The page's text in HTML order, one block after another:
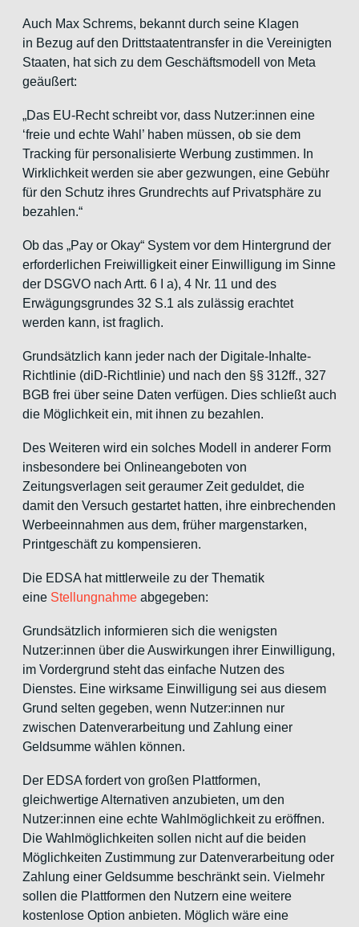
Auch Max Schrems, bekannt durch seine Klagen
in Bezug auf den Drittstaatentransfer in die Vereinigten
Staaten, hat sich zu dem Geschäftsmodell von Meta
geäußert:
„Das EU-Recht schreibt vor, dass Nutzer:innen eine
‘freie und echte Wahl’ haben müssen, ob sie dem
Tracking für personalisierte Werbung zustimmen. In
Wirklichkeit werden sie aber gezwungen, eine Gebühr
für den Schutz ihres Grundrechts auf Privatsphäre zu
bezahlen.“
Ob das „Pay or Okay“ System vor dem Hintergrund der
erforderlichen Freiwilligkeit einer Einwilligung im Sinne
der DSGVO nach Artt. 6 I a), 4 Nr. 11 und des
Erwägungsgrundes 32 S.1 als zulässig erachtet
werden kann, ist fraglich.
Grundsätzlich kann jeder nach der Digitale-Inhalte-
Richtlinie (diD-Richtlinie) und nach den §§ 312ff., 327
BGB frei über seine Daten verfügen. Dies schließt auch
die Möglichkeit ein, mit ihnen zu bezahlen.
Des Weiteren wird ein solches Modell in anderer Form
insbesondere bei Onlineangeboten von
Zeitungsverlagen seit geraumer Zeit geduldet, die
damit den Versuch gestartet hatten, ihre einbrechenden
Werbeeinnahmen aus dem, früher margenstarken,
Printgeschäft zu kompensieren.
Die EDSA hat mittlerweile zu der Thematik
eine Stellungnahme abgegeben:
Grundsätzlich informieren sich die wenigsten
Nutzer:innen über die Auswirkungen ihrer Einwilligung,
im Vordergrund steht das einfache Nutzen des
Dienstes. Eine wirksame Einwilligung sei aus diesem
Grund selten gegeben, wenn Nutzer:innen nur
zwischen Datenverarbeitung und Zahlung einer
Geldsumme wählen können.
Der EDSA fordert von großen Plattformen,
gleichwertige Alternativen anzubieten, um den
Nutzer:innen eine echte Wahlmöglichkeit zu eröffnen.
Die Wahlmöglichkeiten sollen nicht auf die beiden
Möglichkeiten Zustimmung zur Datenverarbeitung oder
Zahlung einer Geldsumme beschränkt sein. Vielmehr
sollen die Plattformen den Nutzern eine weitere
kostenlose Option anbieten. Möglich wäre eine